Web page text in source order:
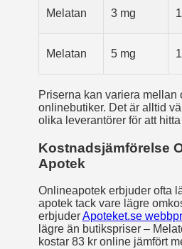
Melatan 3 mg
Melatan 5 mg
Priserna kan variera mellan
onlinebutiker. Det är alltid
olika leverantörer för att
Kostnadsjämförelse
Apotek
Onlineapotek erbjuder ofta
apotek tack vare lägre
erbjuderApoteket.se
lägre än butikspriser –
kostar 83 kr online jämfört